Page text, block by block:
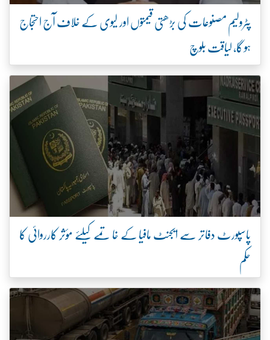
پٹرولیم مصنوعات کی بڑھتی قیمتوں اور لیوی کے خلاف آج احتجاج
ہو گا، لیاقت بلوچ
پاسپورٹ دفاتر سے ایجنٹ مافیا کے خاتمے کیلئے مؤثر کارروائی کا
حکم